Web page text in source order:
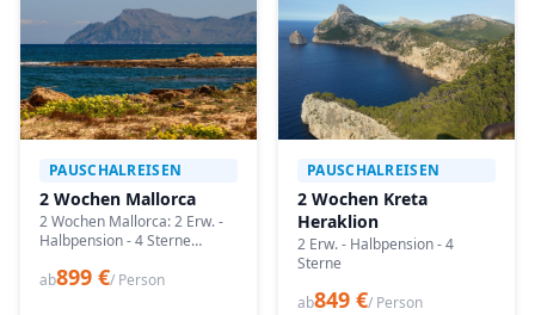
PAUSCHALREISEN
2 Wochen Mallorca
2 Wochen Mallorca: 2 Erw. -
Halbpension - 4 Sterne
passende Termine prüfen
ab899 €/ Person
PAUSCHALREISEN
2 Wochen Kreta
Heraklion
2 Erw. - Halbpension - 4
Sterne
ab849 €/ Person